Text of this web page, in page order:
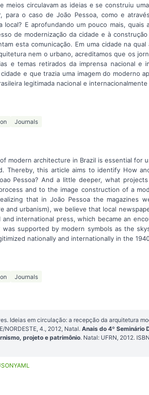
meios circulavam as ideias e se construiu
para o caso de João Pessoa, como e
local? E aprofundando um pouco mais,
de modernização da cidade e à
esta comunicação. Em uma cidade na
nem o urbano, acreditamos que os
e temas retirados da imprensa nacional e
e que trazia uma imagem do moderno
legitimada nacional e
Journals
modern architecture in Brazil is essential for
Thereby, this article aims to identify How
Pessoa? And a little deeper, what
and to the image construction of a
that in João Pessoa the magazines
and urbanism), we believe that local
and international press, which became an
supported by modern symbols as the
nationally and internationally in the
Journals
Ideias em circulação: a recepção da arquitetura
NORDESTE, 4., 2012, Natal. Anais do 4º Seminário
projeto e patrimônio. Natal: UFRN, 2012.
YAML